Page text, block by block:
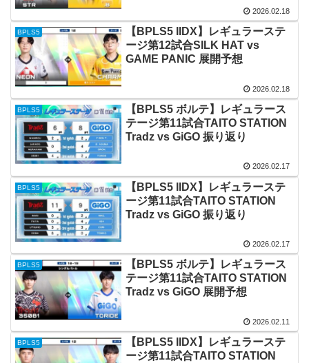
2026.02.18
BPLS5
【BPLS5 IIDX】レギュラーステ
ージ第12試合SILK HAT vs
GAME PANIC 展開予想
2026.02.18
BPLS5
【BPLS5 ボルテ】レギュラース
テージ第11試合TAITO STATION
Tradz vs GiGO 振り返り
2026.02.17
BPLS5
【BPLS5 IIDX】レギュラーステ
ージ第11試合TAITO STATION
Tradz vs GiGO 振り返り
2026.02.17
BPLS5
【BPLS5 ボルテ】レギュラース
テージ第11試合TAITO STATION
Tradz vs GiGO 展開予想
2026.02.11
BPLS5
【BPLS5 IIDX】レギュラーステ
ージ第11試合TAITO STATION